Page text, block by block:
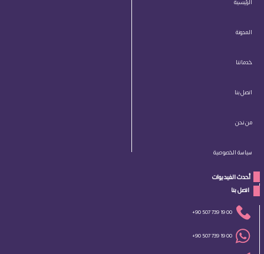
المدونة
خدماتنا
اتصل بنا
من نحن
سياسة الخصوصية
أحدث الفيديوات
اتصل بنا
+90 507 739 19 00
+90 507 739 19 00